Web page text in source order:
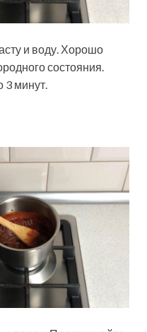
и воду. Хорошо
состояния.
3 минут.